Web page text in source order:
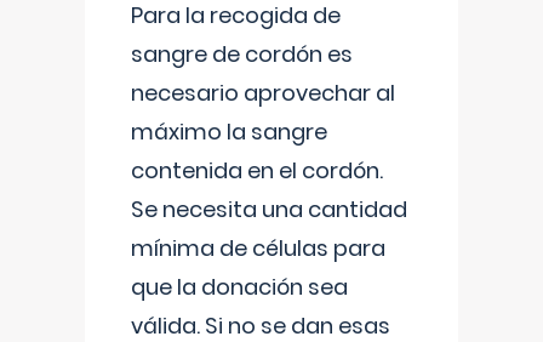
Para la recogida de
sangre de cordón es
necesario aprovechar al
máximo la sangre
contenida en el cordón.
Se necesita una cantidad
mínima de células para
que la donación sea
válida. Si no se dan esas